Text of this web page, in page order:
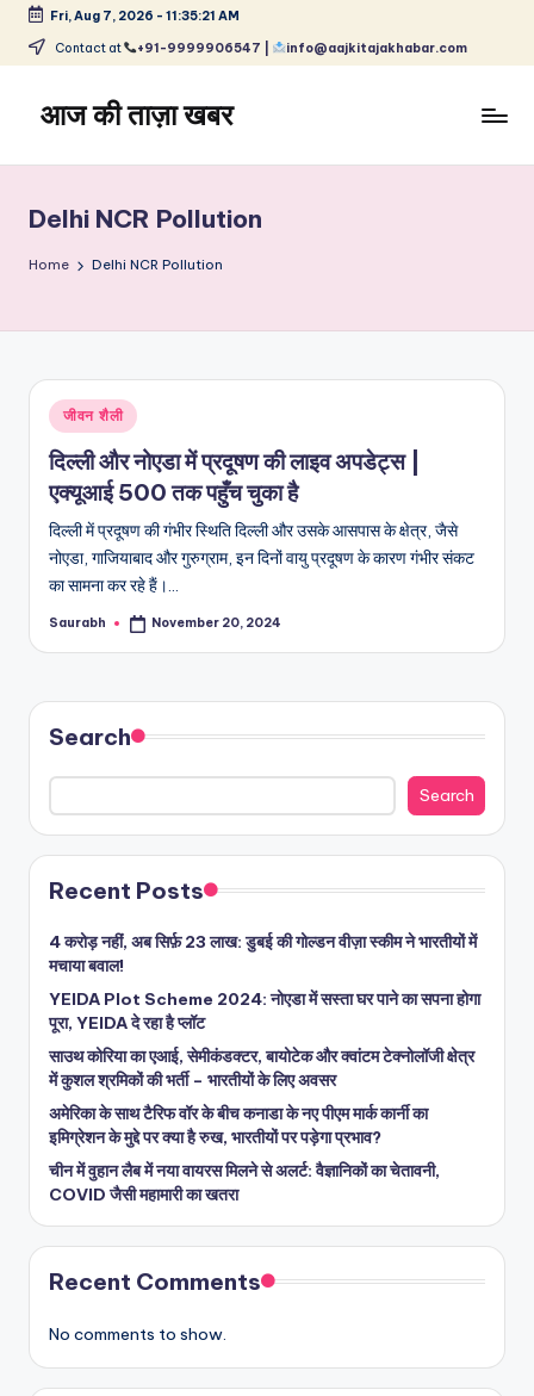
Skip
content
Fri, Aug 7, 2026 - 11:35:22 AM
Contact at +91-9999906547 | info@aajkitajakhabar.com
आज की ताज़ा खबर
ताज़ा
समाचार
–
और
विश्व
Delhi NCR Pollution
Home Delhi NCR Pollution
Posted
in
जीवन शैली
दिल्ली और नोएडा में प्रदूषण की लाइव अपडेट्स |
एक्यूआई 500 तक पहुँच चुका है
दिल्ली में प्रदूषण की गंभीर स्थिति दिल्ली और उसके आसपास के क्षेत्र, जैसे
नोएडा, गाजियाबाद और गुरुग्राम, इन दिनों वायु प्रदूषण के कारण गंभीर संकट
का सामना कर रहे हैं।…
Posted
Saurabh November 20, 2024
Search
Search
Recent Posts
4 करोड़ नहीं, अब सिर्फ़ 23 लाख: डुबई की गोल्डन वीज़ा स्कीम ने भारतीयों में
मचाया बवाल!
YEIDA Plot Scheme 2024: नोएडा में सस्ता घर पाने का सपना होगा
पूरा, YEIDA दे रहा है प्लॉट
साउथ कोरिया का एआई, सेमीकंडक्टर, बायोटेक और क्वांटम टेक्नोलॉजी क्षेत्र
में कुशल श्रमिकों की भर्ती – भारतीयों के लिए अवसर
अमेरिका के साथ टैरिफ वॉर के बीच कनाडा के नए पीएम मार्क कार्नी का
इमिग्रेशन के मुद्दे पर क्या है रुख, भारतीयों पर पड़ेगा प्रभाव?
चीन में वुहान लैब में नया वायरस मिलने से अलर्ट: वैज्ञानिकों का चेतावनी,
COVID जैसी महामारी का खतरा
Recent Comments
No comments to show.